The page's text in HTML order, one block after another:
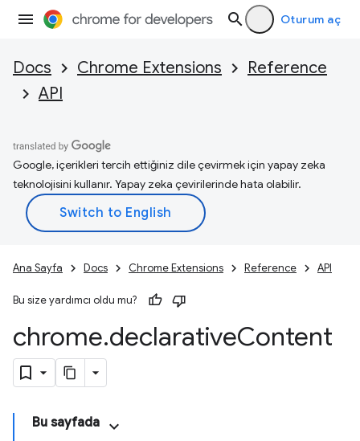
Oturum aç
Docs Chrome Extensions
Reference
API
Google, içerikleri tercih ettiğiniz dile çevirmek için yapay zeka
teknolojisini kullanır. Yapay zeka çevirilerinde hata olabilir.
Ana Sayfa Docs Chrome Extensions Reference API
Bu size yardımcı oldu mu?
chrome.declarativeContent
Bu sayfada